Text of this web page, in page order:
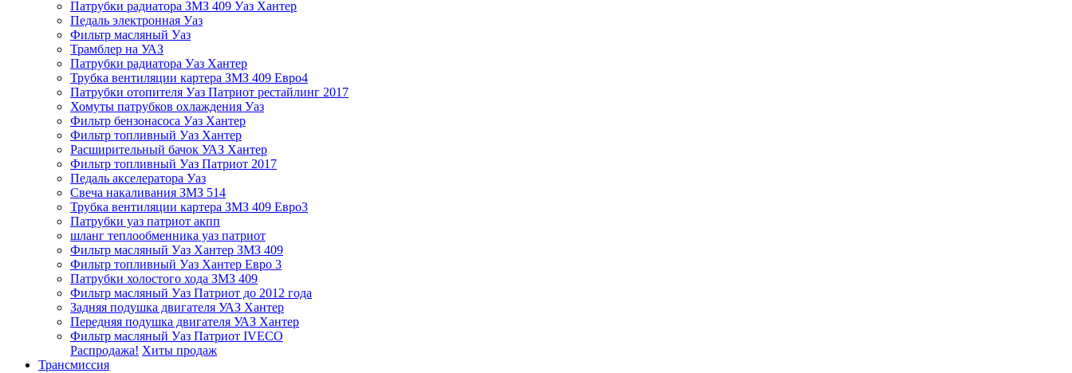
Патрубки радиатора ЗМЗ 409 Уаз Хантер
Педаль электронная Уаз
Фильтр масляный Уаз
Трамблер на УАЗ
Патрубки радиатора Уаз Хантер
Трубка вентиляции картера ЗМЗ 409 Евро4
Патрубки отопителя Уаз Патриот рестайлинг 2017
Хомуты патрубков охлаждения Уаз
Фильтр бензонасоса Уаз Хантер
Фильтр топливный Уаз Хантер
Расширительный бачок УАЗ Хантер
Фильтр топливный Уаз Патриот 2017
Педаль акселератора Уаз
Свеча накаливания ЗМЗ 514
Трубка вентиляции картера ЗМЗ 409 Евро3
Патрубки уаз патриот акпп
шланг теплообменника уаз патриот
Фильтр масляный Уаз Хантер ЗМЗ 409
Фильтр топливный Уаз Хантер Евро 3
Патрубки холостого хода ЗМЗ 409
Фильтр масляный Уаз Патриот до 2012 года
Задняя подушка двигателя УАЗ Хантер
Передняя подушка двигателя УАЗ Хантер
Фильтр масляный Уаз Патриот IVECO
Распродажа! Хиты продаж
Трансмиссия